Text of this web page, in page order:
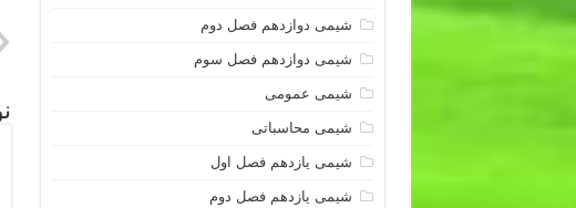
شیمی دوازدهم فصل دوم
شیمی دوازدهم فصل سوم
شیمی عمومی
شیمی محاسباتی
شیمی یازدهم فصل اول
شیمی یازدهم فصل دوم